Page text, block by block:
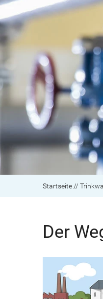
Startseite //
Der